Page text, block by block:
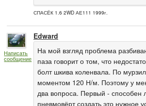
СПАСЁК 1.6 2WD АЕ111 1999г.
Написать
сообщение
Edward
На мой взгляд проблема
паза говорит о том, что
болт шкива коленвала. По
моментом 120 Н/м. Поэтому у
два вопроса. Первый - способен
пневмовёрт создать это нужное